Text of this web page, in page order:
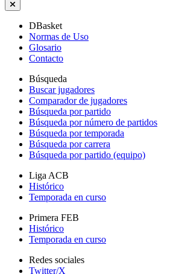
DBasket
Normas de Uso
Glosario
Contacto
Búsqueda
Buscar jugadores
Comparador de jugadores
Búsqueda por partido
Búsqueda por número de partidos
Búsqueda por temporada
Búsqueda por carrera
Búsqueda por partido (equipo)
Liga ACB
Histórico
Temporada en curso
Primera FEB
Histórico
Temporada en curso
Redes sociales
Twitter/X